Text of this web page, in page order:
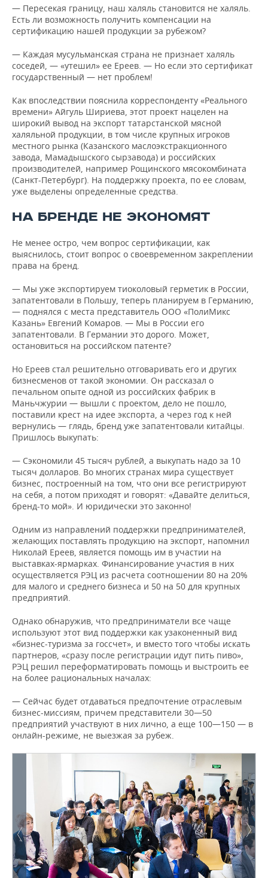
— Пересекая границу, наш халяль становится не халяль.
Есть ли возможность получить компенсации на
сертификацию нашей продукции за рубежом?
— Каждая мусульманская страна не признает халяль
соседей, — «утешил» ее Ереев. — Но если это сертификат
государственный — нет проблем!
Как впоследствии пояснила корреспонденту «Реального
времени» Айгуль Шириева, этот проект нацелен на
широкий вывод на экспорт татарстанской мясной
халяльной продукции, в том числе крупных игроков
местного рынка (Казанского маслоэкстракционного
завода, Мамадышского сырзавода) и российских
производителей, например Рощинского мясокомбината
(Санкт-Петербург). На поддержку проекта, по ее словам,
уже выделены определенные средства.
НА БРЕНДЕ НЕ ЭКОНОМЯТ
Не менее остро, чем вопрос сертификации, как
выяснилось, стоит вопрос о своевременном закреплении
права на бренд.
— Мы уже экспортируем тиоколовый герметик в России,
запатентовали в Польшу, теперь планируем в Германию,
— поднялся с места представитель ООО «ПолиМикс
Казань» Евгений Комаров. — Мы в России его
запатентовали. В Германии это дорого. Может,
остановиться на российском патенте?
Но Ереев стал решительно отговаривать его и других
бизнесменов от такой экономии. Он рассказал о
печальном опыте одной из российских фабрик в
Маньчжурии — вышли с проектом, дело не пошло,
поставили крест на идее экспорта, а через год к ней
вернулись — глядь, бренд уже запатентовали китайцы.
Пришлось выкупать:
— Сэкономили 45 тысяч рублей, а выкупать надо за 10
тысяч долларов. Во многих странах мира существует
бизнес, построенный на том, что они все регистрируют
на себя, а потом приходят и говорят: «Давайте делиться,
бренд-то мой». И юридически это законно!
Одним из направлений поддержки предпринимателей,
желающих поставлять продукцию на экспорт, напомнил
Николай Ереев, является помощь им в участии на
выставках-ярмарках. Финансирование участия в них
осуществляется РЭЦ из расчета соотношении 80 на 20%
для малого и среднего бизнеса и 50 на 50 для крупных
предприятий.
Однако обнаружив, что предприниматели все чаще
используют этот вид поддержки как узаконенный вид
«бизнес-туризма за госсчет», и вместо того чтобы искать
партнеров, «сразу после регистрации идут пить пиво»,
РЭЦ решил переформатировать помощь и выстроить ее
на более рациональных началах:
— Сейчас будет отдаваться предпочтение отраслевым
бизнес-миссиям, причем представители 30—50
предприятий участвуют в них лично, а еще 100—150 — в
онлайн-режиме, не выезжая за рубеж.